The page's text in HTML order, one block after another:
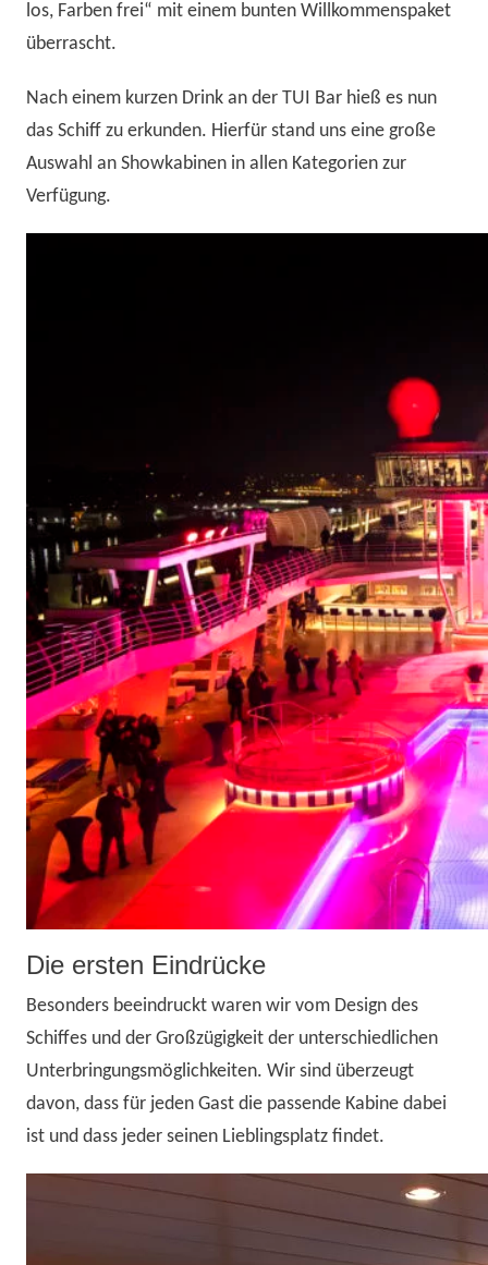
los, Farben frei“ mit einem bunten Willkommenspaket
überrascht.
Nach einem kurzen Drink an der TUI Bar hieß es nun
das Schiff zu erkunden. Hierfür stand uns eine große
Auswahl an Showkabinen in allen Kategorien zur
Verfügung.
Die ersten Eindrücke
Besonders beeindruckt waren wir vom Design des
Schiffes und der Großzügigkeit der unterschiedlichen
Unterbringungsmöglichkeiten. Wir sind überzeugt
davon, dass für jeden Gast die passende Kabine dabei
ist und dass jeder seinen Lieblingsplatz findet.